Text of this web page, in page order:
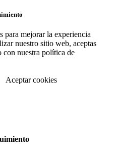
para mejorar la experiencia
nuestro sitio web, aceptas
con nuestra política de
Aceptar cookies